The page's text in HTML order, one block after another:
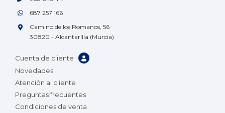
687 257 166
Camino de los Romanos, 56
30820 - Alcantarilla (Murcia)
Cuenta de cliente
Novedades
Atención al cliente
Preguntas frecuentes
Condiciones de venta